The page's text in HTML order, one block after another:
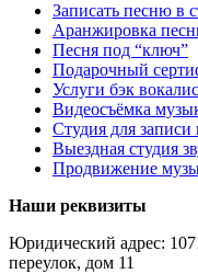
Записать песню в
Аранжировка
Песня под “ключ”
Подарочный
Услуги бэк
Видеосъёмка
Студия для записи
Выездная студия
Продвижение
Наши реквизиты
Юридический адрес:
переулок, дом 11